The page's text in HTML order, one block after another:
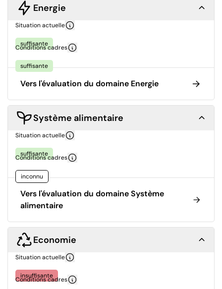
Energie
Situation actuelle
suffisante
Conditions cadres
suffisante
Vers l'évaluation du domaine Energie
Système alimentaire
Situation actuelle
suffisante
Conditions cadres
inconnu
Vers l'évaluation du domaine Système
alimentaire
Economie
Situation actuelle
insuffisante
Conditions cadres